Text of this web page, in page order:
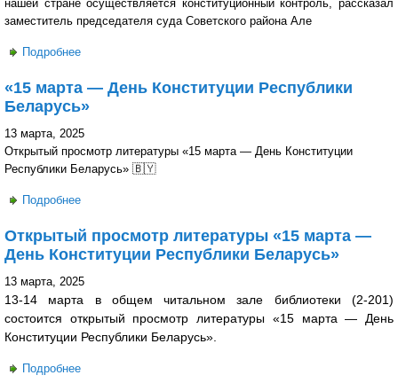
нашей стране осуществляется конституционный контроль, рассказал
заместитель председателя суда Советского района Але
Подробнее
Советского района
«15 марта — День Конституции Республики
Беларусь»
13 марта, 2025
Открытый просмотр литературы «15 марта — День Конституции
Республики Беларусь» 🇧🇾
Подробнее
Открытый просмотр литературы «15 марта —
День Конституции Республики Беларусь»
13 марта, 2025
13-14 марта в общем читальном зале библиотеки (2-201)
состоится открытый просмотр литературы «15 марта — День
Конституции Республики Беларусь».
Подробнее